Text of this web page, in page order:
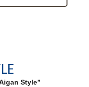
Style”